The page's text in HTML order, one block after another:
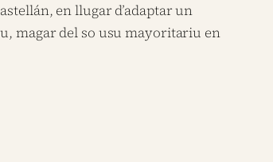
en llugar d’adaptar un
magar del so usu mayoritariu en